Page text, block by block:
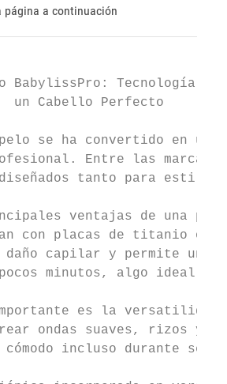
a continuación
BabylissPro: Tecnología y
un Cabello Perfecto
se ha convertido en
Entre las marcas
tanto para
ventajas de una
con placas de titanio o
daño capilar y permite un
minutos, algo ideal
es la
ondas suaves, rizos y
incluso durante